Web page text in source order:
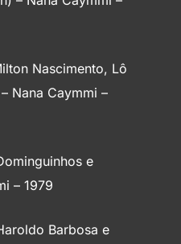
Nascimento, Lô
Nana Caymmi –
e
– 1979
Barbosa e